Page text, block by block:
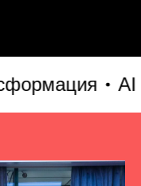
AI без